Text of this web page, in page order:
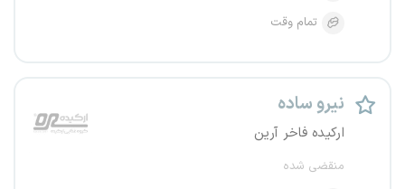
تمام وقت
نیرو ساده
ارکیده فاخر آرین
منقضی شده